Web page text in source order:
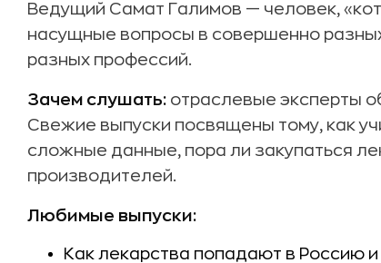
Ведущий Самат Галимов — человек,
насущные вопросы в совершенно
разных профессий.
Зачем слушать: отраслевые эксперты
Свежие выпуски посвящены тому, как
сложные данные, пора ли закупаться
производителей.
Любимые выпуски:
Как лекарства попадают в Россию и